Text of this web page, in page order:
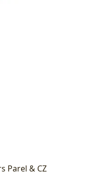
Parel & CZ